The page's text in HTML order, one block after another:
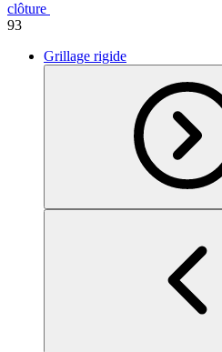
clôture
93
Grillage rigide